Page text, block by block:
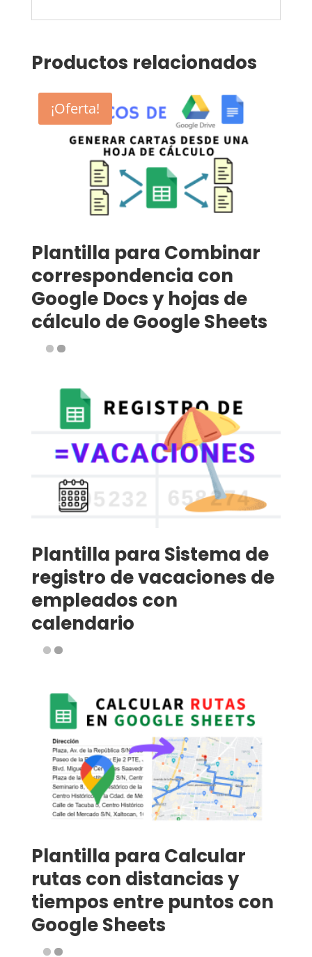
Productos relacionados
¡Oferta!
Plantilla para Combinar
correspondencia con
Google Docs y hojas de
cálculo de Google Sheets
Plantilla para Sistema de
registro de vacaciones de
empleados con
calendario
Plantilla para Calcular
rutas con distancias y
tiempos entre puntos con
Google Sheets